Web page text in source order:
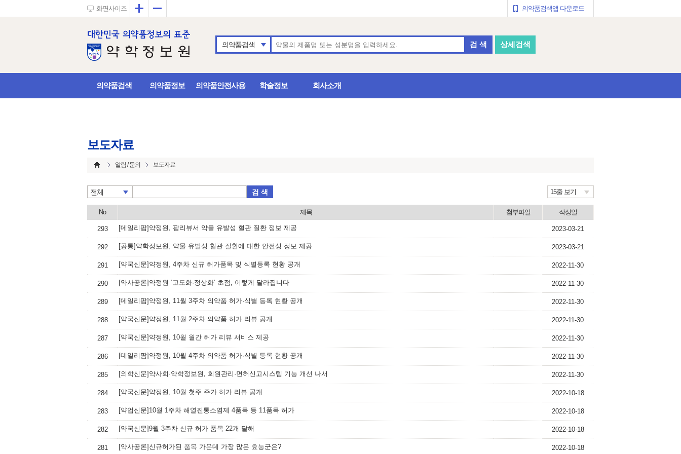
화면사이즈 확대 의약품검색앱 다운로드
의약품검색 검 색 상세검색
의약품검색 의약품정보 의약품안전사용 학술정보 회사소개
보도자료
알림 / 문의 보도자료
전체 검 색 15줄 보기
No 제목 첨부파일 작성일
293 [데일리팜]약정원, 팜리뷰서 약물 유발성 혈관 질환 정보 제공 2023-03-21
292 [공통]약학정보원, 약물 유발성 혈관 질환에 대한 안전성 정보 제공 2023-03-21
291 [약국신문]약정원, 4주차 신규 허가품목 및 식별등록 현황 공개 2022-11-30
290 [약사공론]약정원 ‘고도화·정상화’ 초점, 이렇게 달라집니다 2022-11-30
289 [데일리팜]약정원, 11월 3주차 의약품 허가·식별 등록 현황 공개 2022-11-30
288 [약국신문]약정원, 11월 2주차 의약품 허가 리뷰 공개 2022-11-30
287 [약국신문]약정원, 10월 월간 허가 리뷰 서비스 제공 2022-11-30
286 [데일리팜]약정원, 10월 4주차 의약품 허가·식별 등록 현황 공개 2022-11-30
285 [의학신문]약사회·약학정보원, 회원관리·면허신고시스템 기능 개선 나서 2022-11-30
284 [약국신문]약정원, 10월 첫주 주가 허가 리뷰 공개 2022-10-18
283 [약업신문]10월 1주차 해열진통소염제 4품목 등 11품목 허가 2022-10-18
282 [약국신문]9월 3주차 신규 허가 품목 22개 달해 2022-10-18
281 [약사공론]신규허가된 품목 가운데 가장 많은 효능군은? 2022-10-18